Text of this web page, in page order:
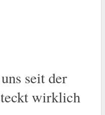
seit der
wirklich